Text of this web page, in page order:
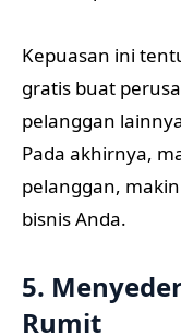
Kepuasan ini
gratis buat
pelanggan
Pada akhirnya,
pelanggan,
bisnis Anda.
5.
Rumit